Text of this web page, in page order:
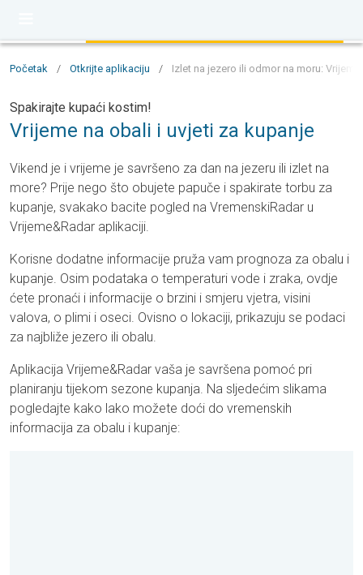
Početak / Otkrijte aplikaciju / Izlet na jezero ili odmor na moru:
Spakirajte kupaći kostim!
Vrijeme na obali i uvjeti za kupanje
Vikend je i vrijeme je savršeno za dan na jezeru ili izlet na
more? Prije nego što obujete papuče i spakirate torbu za
kupanje, svakako bacite pogled na VremenskiRadar u
Vrijeme&Radar aplikaciji.
Korisne dodatne informacije pruža vam prognoza za obalu i
kupanje. Osim podataka o temperaturi vode i zraka, ovdje
ćete pronaći i informacije o brzini i smjeru vjetra, visini
valova, o plimi i oseci. Ovisno o lokaciji, prikazuju se podaci
za najbliže jezero ili obalu.
Aplikacija Vrijeme&Radar vaša je savršena pomoć pri
planiranju tijekom sezone kupanja. Na sljedećim slikama
pogledajte kako lako možete doći do vremenskih
informacija za obalu i kupanje: